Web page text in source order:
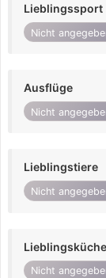
Lieblingssport
Nicht
Ausflüge
Nicht
Lieblingstiere
Nicht
Lieblingsküche
Nicht